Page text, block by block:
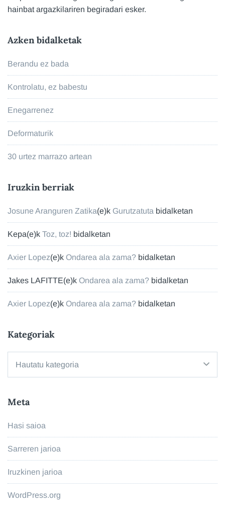
hainbat argazkilariren begiradari esker.
Azken bidalketak
Berandu ez bada
Kontrolatu, ez babestu
Enegarrenez
Deformaturik
30 urtez marrazo artean
Iruzkin berriak
Josune Aranguren Zatika(e)k Gurutzatuta bidalketan
Kepa(e)k Toz, toz! bidalketan
Axier Lopez(e)k Ondarea ala zama? bidalketan
Jakes LAFITTE(e)k Ondarea ala zama? bidalketan
Axier Lopez(e)k Ondarea ala zama? bidalketan
Kategoriak
Meta
Hasi saioa
Sarreren jarioa
Iruzkinen jarioa
WordPress.org